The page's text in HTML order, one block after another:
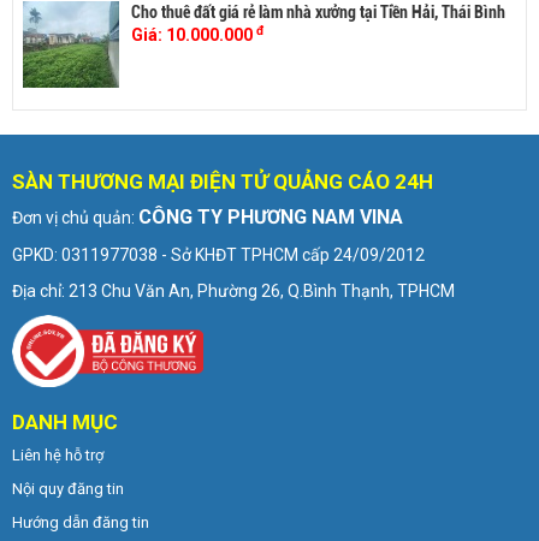
Cho thuê đất giá rẻ làm nhà xưởng tại Tiền Hải, Thái Bình
Giá: 10.000.000 đ
SÀN THƯƠNG MẠI ĐIỆN TỬ QUẢNG CÁO 24H
Đơn vị chủ quản: CÔNG TY PHƯƠNG NAM VINA
GPKD: 0311977038 - Sở KHĐT TPHCM cấp 24/09/2012
Địa chỉ: 213 Chu Văn An, Phường 26, Q.Bình Thạnh, TPHCM
DANH MỤC
Liên hệ hỗ trợ
Nội quy đăng tin
Hướng dẫn đăng tin